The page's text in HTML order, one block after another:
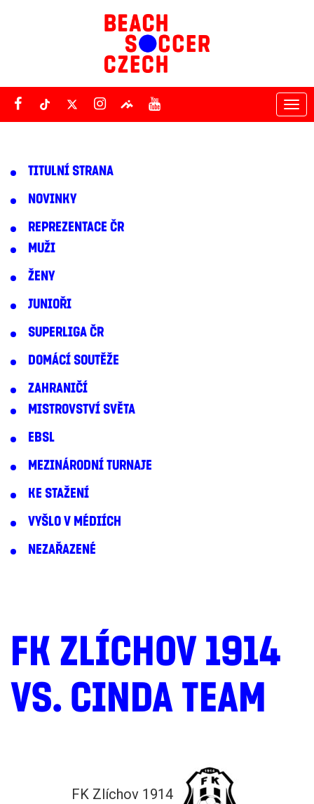
TITULNÍ STRANA
NOVINKY
REPREZENTACE ČR
MUŽI
ŽENY
JUNIOŘI
SUPERLIGA ČR
DOMÁCÍ SOUTĚŽE
ZAHRANIČÍ
MISTROVSTVÍ SVĚTA
EBSL
MEZINÁRODNÍ TURNAJE
KE STAŽENÍ
VYŠLO V MÉDIÍCH
NEZAŘAZENÉ
FK ZLÍCHOV 1914
VS. CINDA TEAM
FK Zlíchov 1914